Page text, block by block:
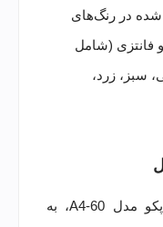
در رنگ‌های
فانتزی (شامل
سبز، زرد،
کلیربوک بدون قاب ۶۰ برگ پاپکو مدل A4-60، به